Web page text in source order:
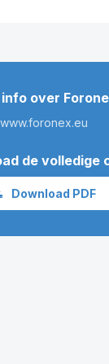
over
www.foronex.eu
de volledige
Download PDF